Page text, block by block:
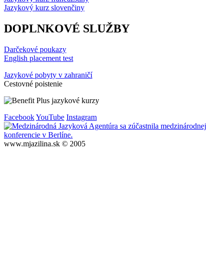
Jazykový kurz slovenčiny
DOPLNKOVÉ SLUŽBY
Darčekové poukazy
English placement test
Jazykové pobyty v zahraničí
Cestovné poistenie
FacebookYouTube Instagram
www.mjazilina.sk © 2005